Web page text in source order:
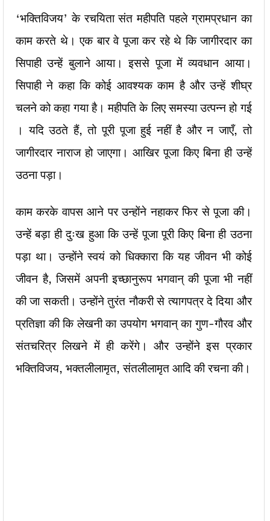
‘भक्तिविजय’ के रचयिता संत महीपति पहले ग्रामप्रधान का
काम करते थे। एक बार वे पूजा कर रहे थे कि जागीरदार का
सिपाही उन्हें बुलाने आया। इससे पूजा में व्यवधान आया।
सिपाही ने कहा कि कोई आवश्यक काम है और उन्हें शीघ्र
चलने को कहा गया है। महीपति के लिए समस्या उत्पन्न हो गई
। यदि उठते हैं, तो पूरी पूजा हुई नहीं है और न जाएँ, तो
जागीरदार नाराज हो जाएगा। आखिर पूजा किए बिना ही उन्हें
उठना पड़ा।
काम करके वापस आने पर उन्होंने नहाकर फिर से पूजा की।
उन्हें बड़ा ही दुःख हुआ कि उन्हें पूजा पूरी किए बिना ही उठना
पड़ा था। उन्होंने स्वयं को धिक्कारा कि यह जीवन भी कोई
जीवन है, जिसमें अपनी इच्छानुरूप भगवान् की पूजा भी नहीं
की जा सकती। उन्होंने तुरंत नौकरी से त्यागपत्र दे दिया और
प्रतिज्ञा की कि लेखनी का उपयोग भगवान् का गुण-गौरव और
संतचरित्र लिखने में ही करेंगे। और उन्होंने इस प्रकार
भक्तिविजय, भक्तलीलामृत, संतलीलामृत आदि की रचना की।